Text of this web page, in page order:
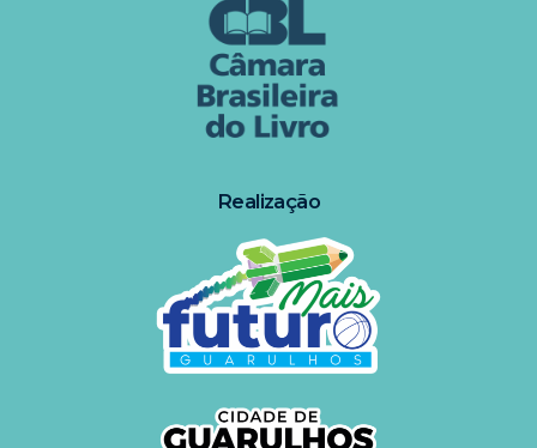
Realização